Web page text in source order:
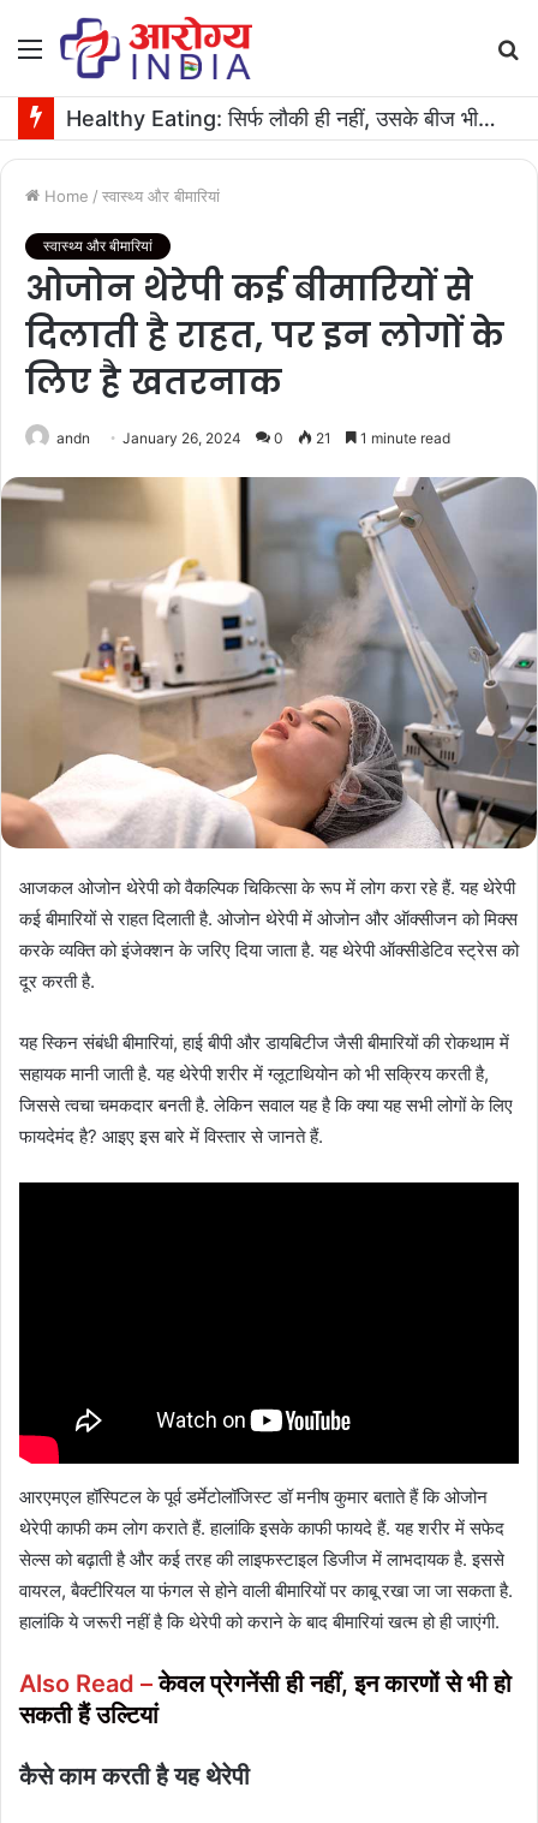
Menu
Healthy Eating: सिर्फ लौकी ही नहीं, उसके बीज भी हैं काम के! फायदे मिलेंगे कमाल के!
Home / स्वास्थ्य और बीमारियां
स्वास्थ्य और बीमारियां
ओजोन थेरेपी कई बीमारियों से
दिलाती है राहत, पर इन लोगों के
लिए है खतरनाक
andn January 26, 2024 0 21 1 minute read
आजकल ओजोन थेरेपी को वैकल्पिक चिकित्सा के रूप में लोग करा रहे हैं. यह थेरेपी
कई बीमारियों से राहत दिलाती है. ओजोन थेरेपी में ओजोन और ऑक्सीजन को मिक्स
करके व्यक्ति को इंजेक्शन के जरिए दिया जाता है. यह थेरेपी ऑक्सीडेटिव स्ट्रेस को
दूर करती है.
यह स्किन संबंधी बीमारियां, हाई बीपी और डायबिटीज जैसी बीमारियों की रोकथाम में
सहायक मानी जाती है. यह थेरेपी शरीर में ग्लूटाथियोन को भी सक्रिय करती है,
जिससे त्वचा चमकदार बनती है. लेकिन सवाल यह है कि क्या यह सभी लोगों के लिए
फायदेमंद है? आइए इस बारे में विस्तार से जानते हैं.
आरएमएल हॉस्पिटल के पूर्व डर्मेटोलॉजिस्ट डॉ मनीष कुमार बताते हैं कि ओजोन
थेरेपी काफी कम लोग कराते हैं. हालांकि इसके काफी फायदे हैं. यह शरीर में सफेद
सेल्स को बढ़ाती है और कई तरह की लाइफस्टाइल डिजीज में लाभदायक है. इससे
वायरल, बैक्टीरियल या फंगल से होने वाली बीमारियों पर काबू रखा जा जा सकता है.
हालांकि ये जरूरी नहीं है कि थेरेपी को कराने के बाद बीमारियां खत्म हो ही जाएंगी.
Also Read –केवल प्रेगनेंसी ही नहीं, इन कारणों से भी हो
सकती हैं उल्टियां
कैसे काम करती है यह थेरेपी